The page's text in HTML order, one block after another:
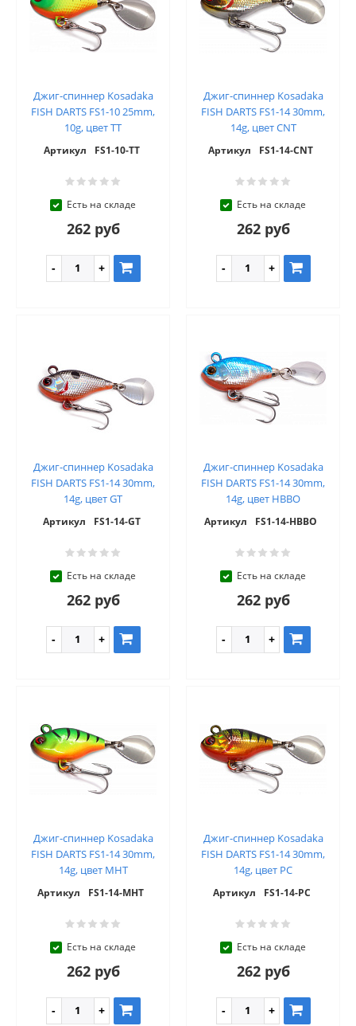
Джиг-спиннер Kosadaka
FISH DARTS FS1-10 25mm,
10g, цвет TT
Артикул FS1-10-TT
Есть на складе
262 руб
Джиг-спиннер Kosadaka
FISH DARTS FS1-14 30mm,
14g, цвет CNT
Артикул FS1-14-CNT
Есть на складе
262 руб
Джиг-спиннер Kosadaka
FISH DARTS FS1-14 30mm,
14g, цвет GT
Артикул FS1-14-GT
Есть на складе
262 руб
Джиг-спиннер Kosadaka
FISH DARTS FS1-14 30mm,
14g, цвет HBBO
Артикул FS1-14-HBBO
Есть на складе
262 руб
Джиг-спиннер Kosadaka
FISH DARTS FS1-14 30mm,
14g, цвет MHT
Артикул FS1-14-MHT
Есть на складе
262 руб
Джиг-спиннер Kosadaka
FISH DARTS FS1-14 30mm,
14g, цвет PC
Артикул FS1-14-PC
Есть на складе
262 руб